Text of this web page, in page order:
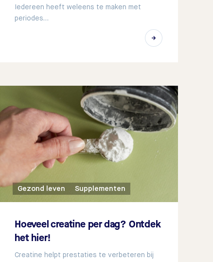
Iedereen heeft weleens te maken met
periodes…
Gezond leven Supplementen
Hoeveel creatine per dag? Ontdek
het hier!
Creatine helpt prestaties te verbeteren bij